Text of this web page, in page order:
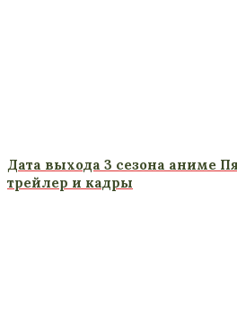
Дата выхода 3 сезона аниме
трейлер и кадры